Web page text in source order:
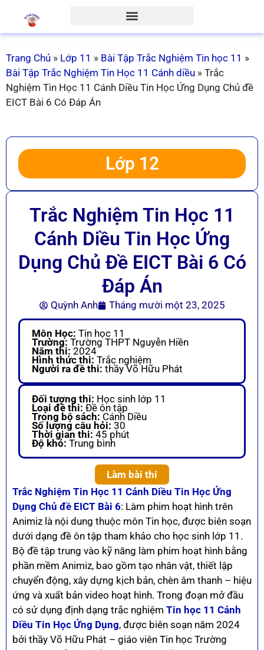
Trang Chủ » Lớp 11 » Bài Tập Trắc Nghiệm Tin học 11 »
Bài Tập Trắc Nghiệm Tin Học 11 Cánh diều » Trắc
Nghiệm Tin Học 11 Cánh Diều Tin Học Ứng Dụng Chủ đề
EICT Bài 6 Có Đáp Án
Lớp 12
Trắc Nghiệm Tin Học 11
Cánh Diều Tin Học Ứng
Dụng Chủ Đề EICT Bài 6 Có
Đáp Án
Quỳnh Anh Tháng mười một 23, 2025
Môn Học: Tin học 11
Trường: Trường THPT Nguyễn Hiền
Năm thi: 2024
Hình thức thi: Trắc nghiệm
Người ra đề thi: thầy Võ Hữu Phát
Đối tượng thi: Học sinh lớp 11
Loại đề thi: Đề ôn tập
Trong bộ sách: Cánh Diều
Số lượng câu hỏi: 30
Thời gian thi: 45 phút
Độ khó: Trung bình
Làm bài thi
Trắc Nghiệm Tin Học 11 Cánh Diều Tin Học Ứng
Dụng Chủ đề EICT Bài 6: Làm phim hoạt hình trên
Animiz là nội dung thuộc môn Tin học, được biên soạn
dưới dạng đề ôn tập tham khảo cho học sinh lớp 11.
Bộ đề tập trung vào kỹ năng làm phim hoạt hình bằng
phần mềm Animiz, bao gồm tạo nhân vật, thiết lập
chuyển động, xây dựng kịch bản, chèn âm thanh – hiệu
ứng và xuất bản video hoạt hình. Trong đoạn mở đầu
có sử dụng định dạng trắc nghiệm Tin học 11 Cánh
Diều Tin Học Ứng Dụng, được biên soạn năm 2024
bởi thầy Võ Hữu Phát – giáo viên Tin học Trường